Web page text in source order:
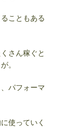
こともある
さん稼ぐと
。
パフォーマ
使っていく